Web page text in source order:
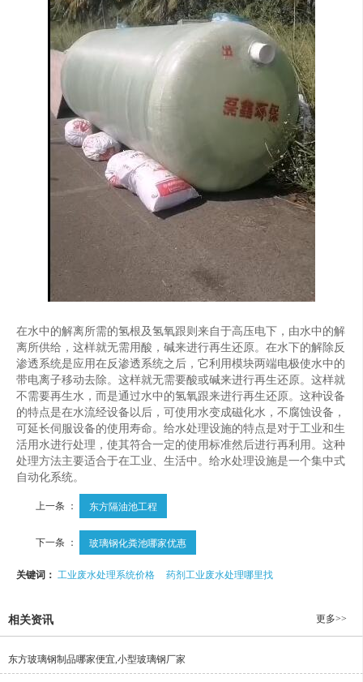
在水中的解离所需的氢根及氢氧跟则来自于高压电下，由水中的解
离所供给，这样就无需用酸，碱来进行再生还原。在水下的解除反
渗透系统是应用在反渗透系统之后，它利用模块两端电极使水中的
带电离子移动去除。这样就无需要酸或碱来进行再生还原。这样就
不需要再生水，而是通过水中的氢氧跟来进行再生还原。这种设备
的特点是在水流经设备以后，可使用水变成磁化水，不腐蚀设备，
可延长伺服设备的使用寿命。给水处理设施的特点是对于工业和生
活用水进行处理，使其符合一定的使用标准然后进行再利用。这种
处理方法主要适合于在工业、生活中。给水处理设施是一个集中式
自动化系统。
上一条 ： 东方隔油池工程
下一条 ： 玻璃钢化粪池哪家优惠
关键词： 工业废水处理系统价格 药剂工业废水处理哪里找
相关资讯 更多>>
东方玻璃钢制品哪家便宜,小型玻璃钢厂家